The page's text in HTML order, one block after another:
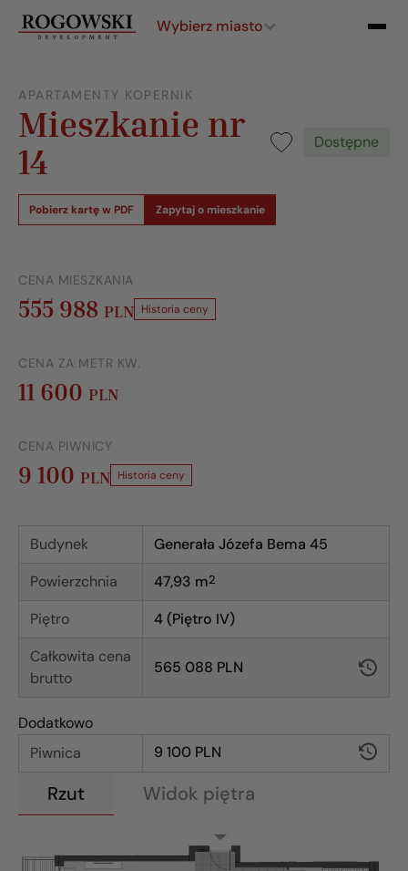
Wybierz miasto
APARTAMENTY KOPERNIK
Mieszkanie nr
14
Dostępne
Pobierz kartę w PDF Zapytaj o mieszkanie
CENA MIESZKANIA
555 988 PLN Historia ceny
CENA ZA METR KW.
11 600 PLN
CENA PIWNICY
9 100 PLN Historia ceny
Budynek
Generała Józefa Bema 45
Powierzchnia
47,93 m2
Piętro
4 (Piętro IV)
Całkowita cena
brutto
565 088 PLN
Dodatkowo
Piwnica
9 100 PLN
Rzut Widok piętra